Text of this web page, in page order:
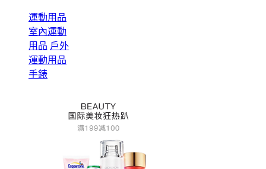
運動用品
室內運動
用品 戶外
運動用品
手錶